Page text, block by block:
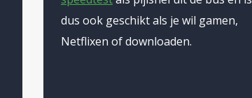
dus ook geschikt als je wil gamen,
Netflixen of downloaden.